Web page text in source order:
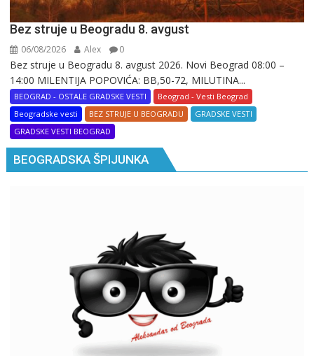
Bez struje u Beogradu 8. avgust
06/08/2026 Alex 0
Bez struje u Beogradu 8. avgust 2026. Novi Beograd 08:00 –
14:00 MILENTIJA POPOVIĆA: BB,50-72, MILUTINA...
BEOGRAD - OSTALE GRADSKE VESTI
Beograd - Vesti Beograd
Beogradske vesti
BEZ STRUJE U BEOGRADU
GRADSKE VESTI
GRADSKE VESTI BEOGRAD
BEOGRADSKA ŠPIJUNKA